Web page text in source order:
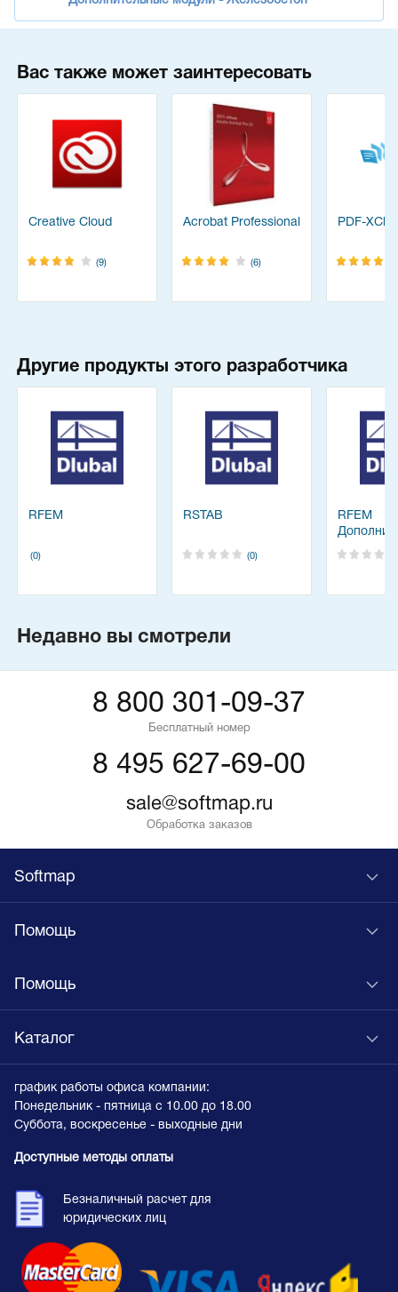
Вас также может заинтересовать
Creative Cloud
(9)
Acrobat Professional
(6)
PDF-
Другие продукты этого разработчика
RFEM
(0)
RSTAB
(0)
RFEM
модули -
Недавно вы смотрели
8 800 301-09-37
Бесплатный номер
8 495 627-69-00
sale@softmap.ru
Обработка заказов
Softmap
Помощь
Помощь
Каталог
график работы офиса компании:
Понедельник - пятница с 10.00 до 18.00
Суббота, воскресенье - выходные дни
Доступные методы оплаты
Безналичный расчет для
юридических лиц